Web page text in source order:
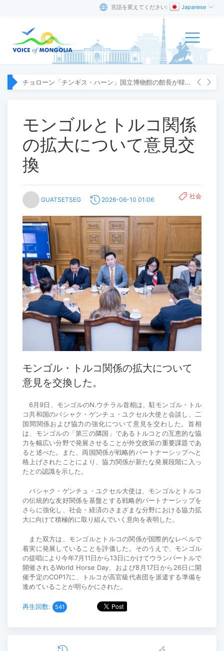
言語を変えてください: Japanese
チョローン「チンギス・ハーン」国立博物館の館長が韓国へ出張
モンゴルとトルコ関係
の拡大について意見交
換
GUATSETSEG 2026-06-10 01:06 社会
モンゴル・トルコ関係の拡大について
意見を交換した。
6月9日、モンゴルのN.ウチラル首相は、駐モンゴル・トル
コ共和国のバシャク・ゲンチュ・ユクセル大使と会談し、二
国間関係および協力の強化について意見を交わした。首相
は、モンゴルの「第三の隣国」であるトルコとの互恵的な協
力を幅広い分野で発展させることが外交政策の重要課題であ
ると述べた。また、両国関係が戦略的パートナーシップへと
格上げされたことにより、協力関係が新たな発展段階に入っ
たとの認識を示した。
バシャク・ゲンチュ・ユクセル大使は、モンゴルとトルコ
の伝統的な友好関係を基盤とする戦略的パートナーシップを
さらに強化し、社会・経済のさまざまな分野における協力拡
大に向けて積極的に取り組んでいく意向を表明した。
また双方は、モンゴルとトルコの関係が国際的なレベルで
着実に発展していることを評価した。そのうえで、モンゴル
の提唱により今年7月11日から13日にかけてウランバートルで
開催されるWorld Horse Day、および8月17日から26日に開
催予定のCOP17に、トルコが高官級代表団を派遣する準備を
進めていることが明らかにされた。
再生回数: 541